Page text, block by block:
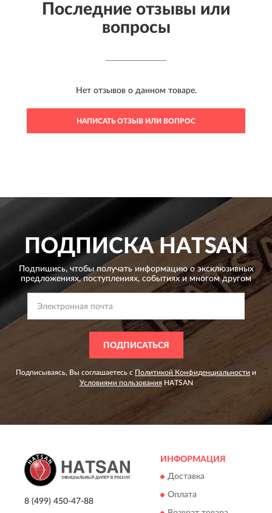
Последние отзывы или
вопросы
Нет отзывов о данном товаре.
НАПИСАТЬ ОТЗЫВ ИЛИ ВОПРОС
ПОДПИСКАHATSAN
Подпишись, чтобы получать информацию о эксклюзивных
предложениях,поступлениях, событиях и многом другом
ПОДПИСАТЬСЯ
Подписываясь, Вы соглашаетесь с Политикой Конфиденциальности и
Условиями пользованияHATSAN
8 (499) 450-47-88
ИНФОРМАЦИЯ
Доставка
Оплата